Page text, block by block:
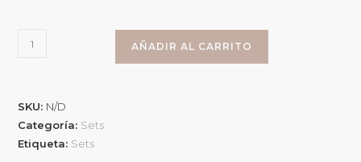
AÑADIR AL CARRITO
SKU: N/D
Categoría: Sets
Etiqueta: Sets